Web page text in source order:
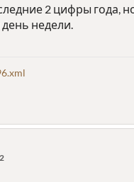
2 цифры года,
недели.